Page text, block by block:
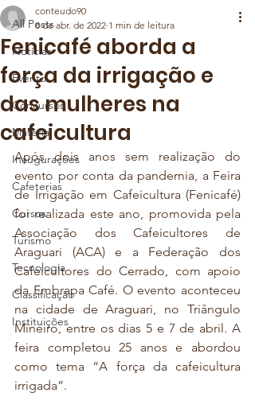
All Posts
Notícias
Evento
Concursos
Matéria
Inaugurações
Cafeterias
Cursos
Turismo
Tecnologia
Classificação
Instituições
Fenicafé aborda a
força da irrigação e
das mulheres na
cafeicultura
conteudo90
8 de abr. de 2022 1 min de leitura
Após dois anos sem realização do
evento por conta da pandemia, a Feira
de Irrigação em Cafeicultura (Fenicafé)
foi realizada este ano, promovida pela
Associação dos Cafeicultores de
Araguari (ACA) e a Federação dos
Cafeicultores do Cerrado, com apoio
da Embrapa Café. O evento aconteceu
na cidade de Araguari, no Triângulo
Mineiro, entre os dias 5 e 7 de abril. A
feira completou 25 anos e abordou
como tema “A força da cafeicultura
irrigada”.